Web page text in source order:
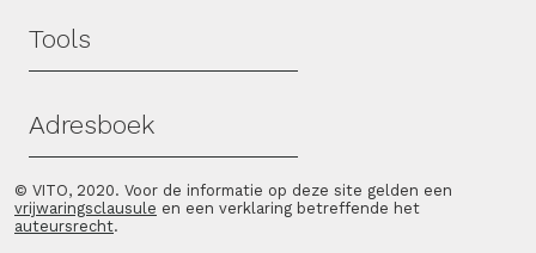
Tools
Adresboek
© VITO, 2020. Voor de informatie op deze site gelden een
vrijwaringsclausule en een verklaring betreffende het
auteursrecht.